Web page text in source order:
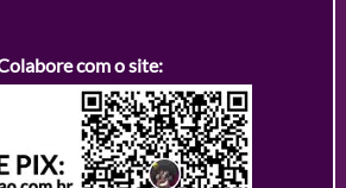
com o site: